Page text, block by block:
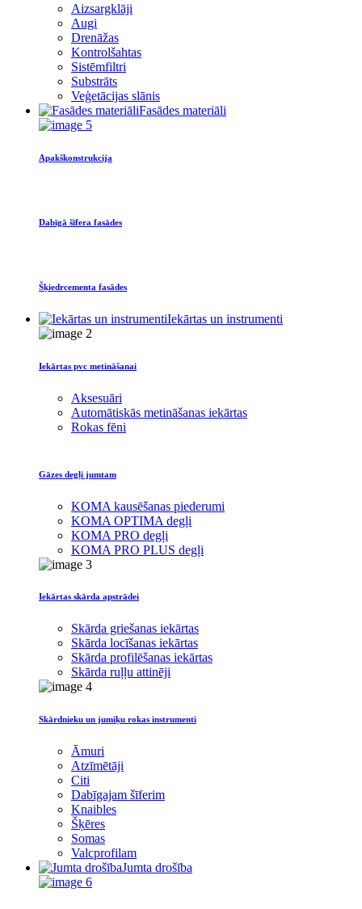
Aizsargklāji
Augi
Drenāžas
Kontrolšahtas
Sistēmfiltri
Substrāts
Veģetācijas slānis
Fasādes materiāli
Apakškonstrukcija
Dabīgā šīfera fasādes
Šķiedrcementa fasādes
Iekārtas un instrumenti
Iekārtas pvc metināšanai
Aksesuāri
Automātiskās metināšanas iekārtas
Rokas fēni
Gāzes degļi jumtam
KOMA kausēšanas piederumi
KOMA OPTIMA degļi
KOMA PRO degļi
KOMA PRO PLUS degļi
Iekārtas skārda apstrādei
Skārda griešanas iekārtas
Skārda locīšanas iekārtas
Skārda profilēšanas iekārtas
Skārda ruļļu attinēji
Skārdnieku un jumiķu rokas instrumenti
Āmuri
Atzīmētāji
Citi
Dabīgajam šīferim
Knaibles
Šķēres
Somas
Valcprofilam
Jumta drošība